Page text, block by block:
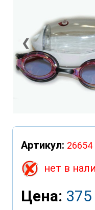
❮
Артикул: 26654
нет в
Цена: 375